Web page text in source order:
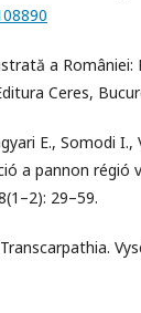
a
Ceres,
E., Somodi I.,
a pannon régió
29–59.